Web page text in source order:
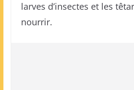
larves d’insectes et les
nourrir.